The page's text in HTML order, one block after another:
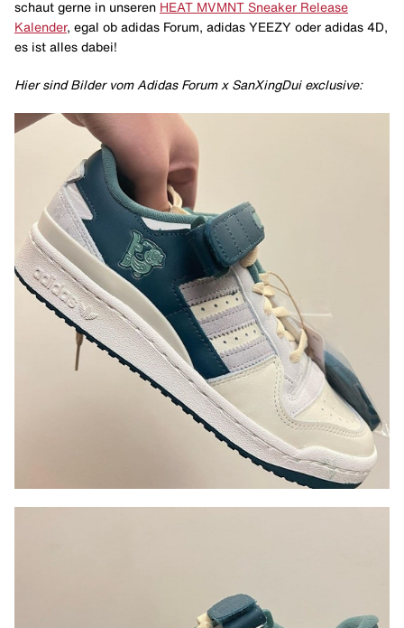
schaut gerne in unseren HEAT MVMNT Sneaker Release
Kalender, egal ob adidas Forum, adidas YEEZY oder adidas 4D,
es ist alles dabei!
Hier sind Bilder vom Adidas Forum x SanXingDui exclusive: